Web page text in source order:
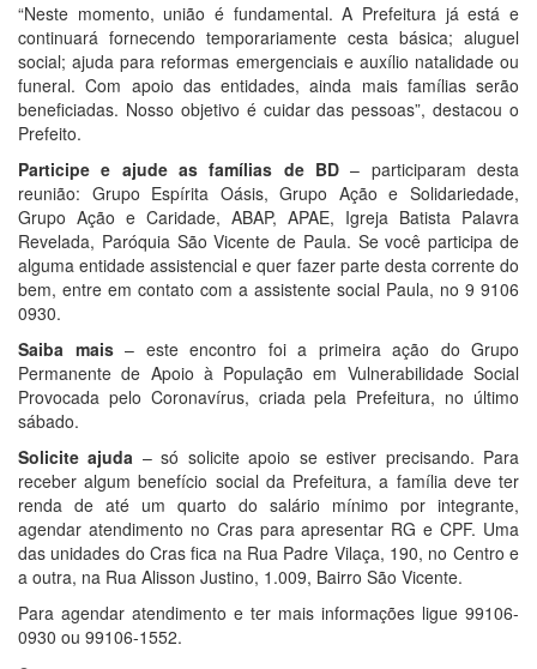
“Neste momento, união é fundamental. A Prefeitura já está e
continuará fornecendo temporariamente cesta básica; aluguel
social; ajuda para reformas emergenciais e auxílio natalidade ou
funeral. Com apoio das entidades, ainda mais famílias serão
beneficiadas. Nosso objetivo é cuidar das pessoas”, destacou o
Prefeito.
Participe e ajude as famílias de BD – participaram desta
reunião: Grupo Espírita Oásis, Grupo Ação e Solidariedade,
Grupo Ação e Caridade, ABAP, APAE, Igreja Batista Palavra
Revelada, Paróquia São Vicente de Paula. Se você participa de
alguma entidade assistencial e quer fazer parte desta corrente do
bem, entre em contato com a assistente social Paula, no 9 9106
0930.
Saiba mais– este encontro foi a primeira ação do Grupo
Permanente de Apoio à População em Vulnerabilidade Social
Provocada pelo Coronavírus, criada pela Prefeitura, no último
sábado.
Solicite ajuda – só solicite apoio se estiver precisando. Para
receber algum benefício social da Prefeitura, a família deve ter
renda de até um quarto do salário mínimo por integrante,
agendar atendimento no Cras para apresentar RG e CPF. Uma
das unidades do Cras fica na Rua Padre Vilaça, 190, no Centro e
a outra, na Rua Alisson Justino, 1.009, Bairro São Vicente.
Para agendar atendimento e ter mais informações ligue 99106-
0930 ou 99106-1552.